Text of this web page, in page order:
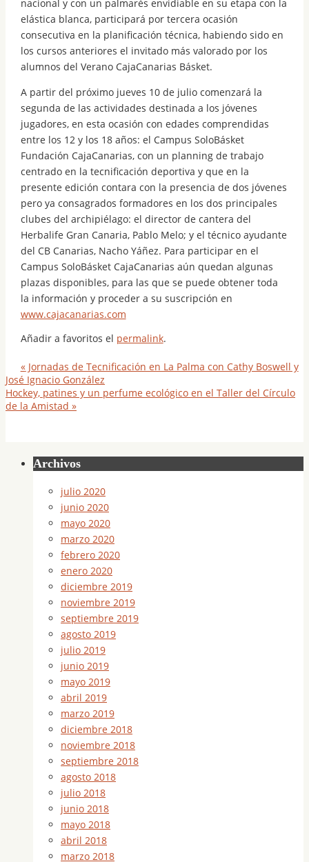
nacional y con un palmarés envidiable en su etapa con la
elástica blanca, participará por tercera ocasión
consecutiva en la planificación técnica, habiendo sido en
los cursos anteriores el invitado más valorado por los
alumnos del Verano CajaCanarias Básket.
A partir del próximo jueves 10 de julio comenzará la
segunda de las actividades destinada a los jóvenes
jugadores, en esta ocasión con edades comprendidas
entre los 12 y los 18 años: el Campus SoloBásket
Fundación CajaCanarias, con un planning de trabajo
centrado en la tecnificación deportiva y que en la
presente edición contara con la presencia de dos jóvenes
pero ya consagrados formadores en los dos principales
clubes del archipiélago: el director de cantera del
Herbalife Gran Canaria, Pablo Melo; y el técnico ayudante
del CB Canarias, Nacho Yáñez. Para participar en el
Campus SoloBásket CajaCanarias aún quedan algunas
plazas disponibles, para las que se puede obtener toda
la información y proceder a su suscripción en
www.cajacanarias.com
Añadir a favoritos el permalink.
«Jornadas de Tecnificación en La Palma con Cathy Boswell y
José Ignacio González
Hockey, patines y un perfume ecológico en el Taller del Círculo
de la Amistad »
Archivos
julio 2020
junio 2020
mayo 2020
marzo 2020
febrero 2020
enero 2020
diciembre 2019
noviembre 2019
septiembre 2019
agosto 2019
julio 2019
junio 2019
mayo 2019
abril 2019
marzo 2019
diciembre 2018
noviembre 2018
septiembre 2018
agosto 2018
julio 2018
junio 2018
mayo 2018
abril 2018
marzo 2018